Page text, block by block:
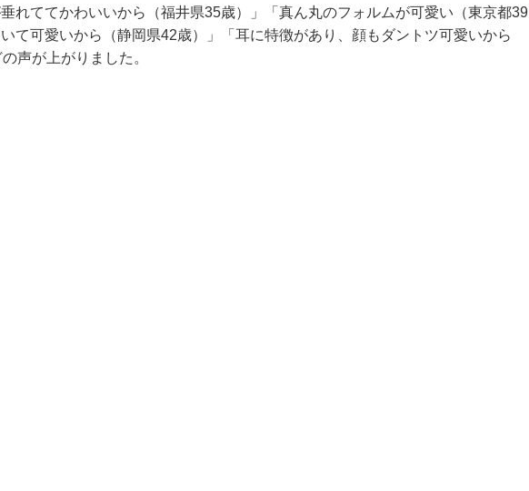
れててかわいいから（福井県35歳）」「真ん丸のフォルムが可愛い（東京都39
て可愛いから（静岡県42歳）」「耳に特徴があり、顔もダントツ可愛いから
声が上がりました。